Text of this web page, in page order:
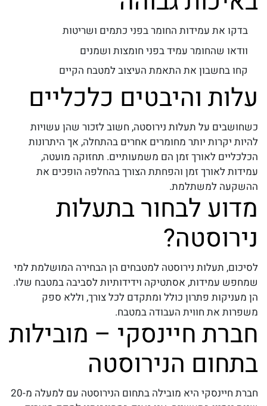
בדקו את עמידות החומר בפני כתמים ושריטות
וודאו שהחומר עמיד בפני חומצות ושמנים
קחו בחשבון את התאמת העיצוב למטבח הקיים
עלות והיבטים כלכליים
כשחושבים על תעלות נירוסטה, חשוב לזכור שהן עשויות
להיות יקרות יותר מחומרים אחרים בהתחלה, אך היתרונות
הכלכליים לאורך זמן הם משמעותיים. תחזוקה מועטה,
עמידות לאורך זמן והפחתת הצורך בהחלפה הופכים את
ההשקעה למשתלמת.
מדוע לבחור בתעלות
נירוסטה?
לסיכום, תעלות נירוסטה למטבחים הן הבחירה המושלמת למי
שמחפש עמידות, אסתטיקה וידידותיות לסביבה במטבח שלו.
הן מעניקות פתרון כולל ומתקדם לכל צורך, וללא ספק
משפרות את חווית העבודה במטבח.
חברת חיינסקי – מובילות
בתחום הנירוסטה
חברת חיינסקי היא מובילה בתחום הנירוסטה עם למעלה מ-20